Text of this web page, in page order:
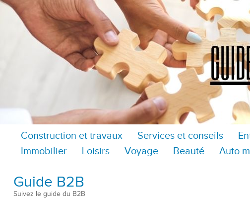
Construction et travaux Services et conseils
Immobilier
Loisirs Voyage Beauté Auto
Guide B2B
Suivez le guide du B2B